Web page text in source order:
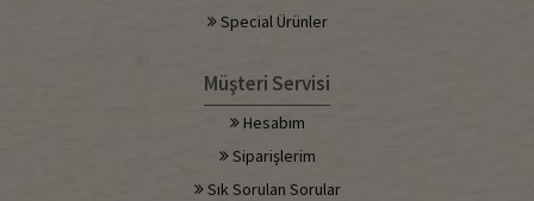
Special Ürünler
Müşteri Servisi
Hesabım
Siparişlerim
Sık Sorulan Sorular